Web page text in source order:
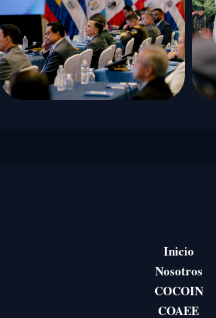
Inicio
Nosotros
COCOIN
COAEE